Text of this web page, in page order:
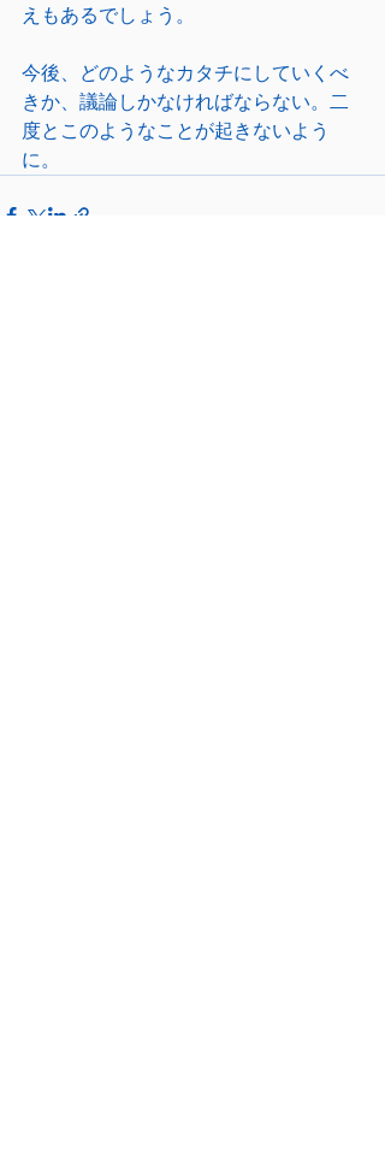
えもあるでしょう。
今後、どのようなカタチにしていくべ
きか、議論しかなければならない。二
度とこのようなことが起きないよう
に。